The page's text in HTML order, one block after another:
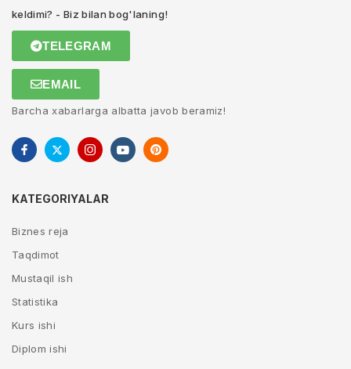
keldimi? - Biz bilan bog'laning!
TELEGRAM
EMAIL
Barcha xabarlarga albatta javob beramiz!
KATEGORIYALAR
Biznes reja
Taqdimot
Mustaqil ish
Statistika
Kurs ishi
Diplom ishi